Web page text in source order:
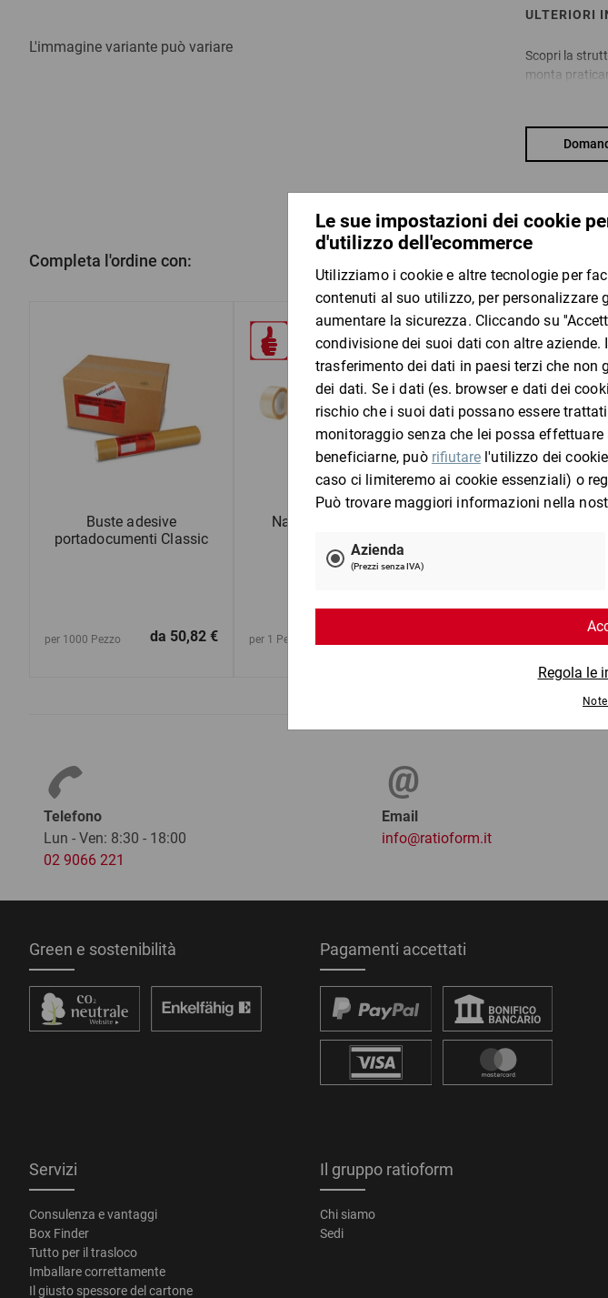
L'immagine variante può variare
ULTERIORI
Scopri la
monta
I vostri
montaggio
risparmio
tasso di
impiego
fa
riciclabile e
cod. art.
codici
Materiale:
cartone a
ratioform flow
Completa l'ordine con:
Buste adesive
portadocumenti Classic
per 1000 Pezzo da 50,82 €
Nastro adesivo PVC
per 1 Pezzo
I
Telefono
Lun - Ven: 8:30 - 18:00
02 9066 221
Email
info@ratioform.it
Green e sostenibilità Pagamenti accettati
Servizi
Consulenza e vantaggi
Box Finder
Tutto per il trasloco
Imballare correttamente
Il giusto spessore del cartone
Il gruppo ratioform
Chi siamo
Sedi